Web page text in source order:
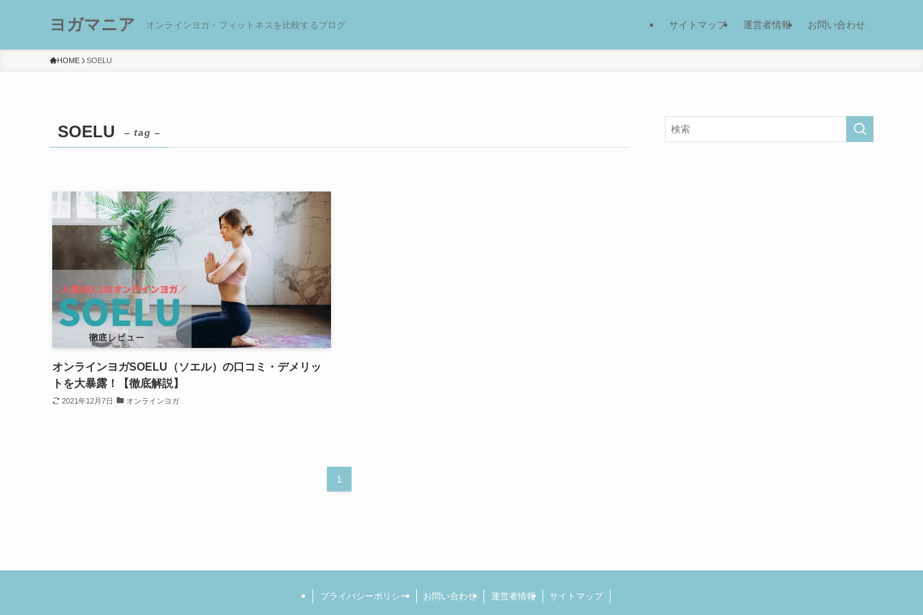
ヨガマニア オンラインヨガ・フィットネスを比較するブログ サイトマップ 運営者情報 お問い合わせ
HOME SOELU
SOELU – tag –
オンラインヨガSOELU（ソエル）の口コミ・デメリッ
トを大暴露！【徹底解説】
2021年12月7日 オンラインヨガ
1
プライバシーポリシー お問い合わせ 運営者情報 サイトマップ